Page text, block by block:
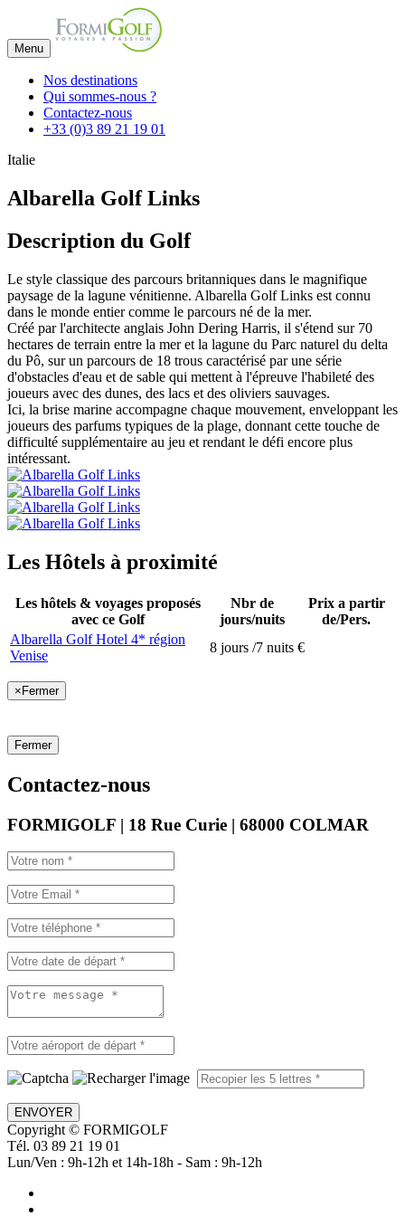
Menu
Nos destinations
Qui sommes-nous ?
Contactez-nous
+33 (0)3 89 21 19 01
Italie
Albarella Golf Links
Description du Golf
Le style classique des parcours britanniques dans le magnifique
paysage de la lagune vénitienne. Albarella Golf Links est connu
dans le monde entier comme le parcours né de la mer.
Créé par l'architecte anglais John Dering Harris, il s'étend sur 70
hectares de terrain entre la mer et la lagune du Parc naturel du delta
du Pô, sur un parcours de 18 trous caractérisé par une série
d'obstacles d'eau et de sable qui mettent à l'épreuve l'habileté des
joueurs avec des dunes, des lacs et des oliviers sauvages.
Ici, la brise marine accompagne chaque mouvement, enveloppant les
joueurs des parfums typiques de la plage, donnant cette touche de
difficulté supplémentaire au jeu et rendant le défi encore plus
intéressant.
Les Hôtels à proximité
Les hôtels & voyages proposés
avec ce Golf
Nbr de
jours/nuits
Prix a partir
de/Pers.
Albarella Golf Hotel 4* région
Venise
8 jours /7 nuits €
×Fermer
Fermer
Contactez-nous
FORMIGOLF | 18 Rue Curie | 68000 COLMAR
ENVOYER
Copyright © FORMIGOLF
Tél. 03 89 21 19 01
Lun/Ven : 9h-12h et 14h-18h - Sam : 9h-12h